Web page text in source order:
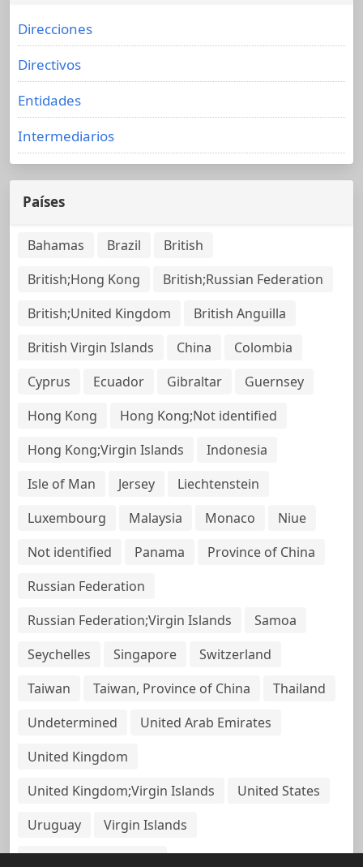
Direcciones
Directivos
Entidades
Intermediarios
Países
Bahamas Brazil
British
British;Hong Kong
British;Russian Federation
British;United Kingdom
British Anguilla
British Virgin Islands
China
Colombia
Cyprus
Ecuador Gibraltar
Guernsey
Hong Kong
Hong Kong;Not identified
Hong Kong;Virgin Islands
Indonesia
Isle of Man
Jersey
Liechtenstein
Luxembourg
Malaysia Monaco
Niue
Not identified
Panama
Province of China
Russian Federation
Russian Federation;Virgin Islands
Samoa
Seychelles
Singapore
Switzerland
Taiwan
Taiwan, Province of China
Thailand
Undetermined
United Arab Emirates
United Kingdom
United Kingdom;Virgin Islands
United States
Uruguay
Virgin Islands
Virgin Islands, British